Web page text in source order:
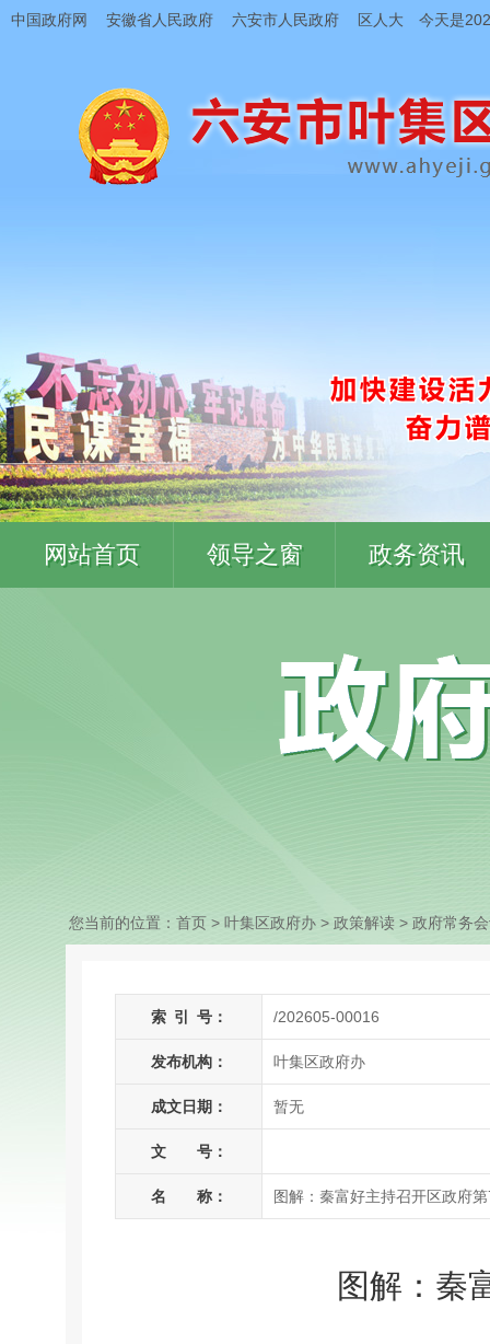
中国政府网 安徽省人民政府 六安市人民政府 区人大 今天是
网站首页 领导之窗 政务资讯
您当前的位置： 首页> 叶集区政府办 > 政策解读 > 政府常务
索 引 号： /202605-00016
发布机构： 叶集区政府办
成文日期： 暂无
文 号：
名 称： 图解：秦富好主持召开区政府
图解：秦